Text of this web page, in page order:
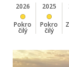
2026
Pokro
čilý
2025
Pokro
čilý